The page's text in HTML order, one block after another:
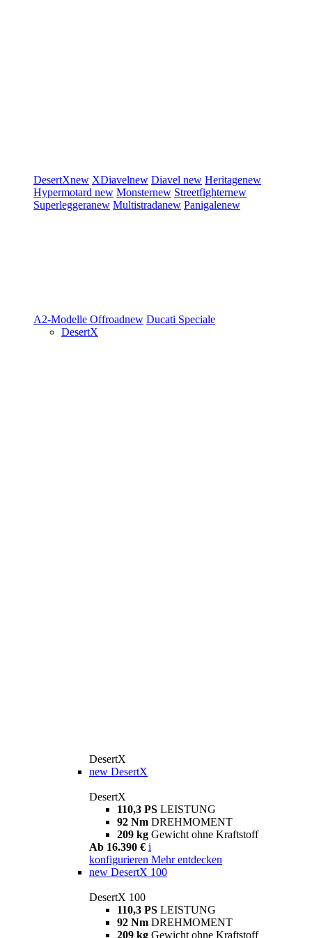
DesertXnew XDiavelnew Diavel new Heritagenew
Hypermotard new Monsternew Streetfighternew
Superleggeranew Multistradanew Panigalenew
A2-Modelle Offroadnew Ducati Speciale
DesertX
DesertX
new DesertX
DesertX
110,3 PS LEISTUNG
92 Nm DREHMOMENT
209 kg Gewicht ohne Kraftstoff
Ab 16.390 € i
konfigurieren Mehr entdecken
new DesertX 100
DesertX 100
110,3 PS LEISTUNG
92 Nm DREHMOMENT
209 kg Gewicht ohne Kraftstoff